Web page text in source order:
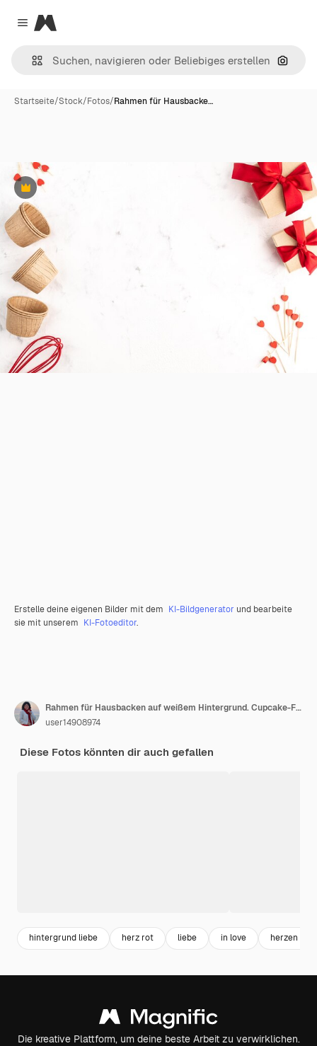
Close menu
Magnific
Nach
Startseite/Stock/Fotos/Rahmen für Hausbacke…
Premium
Erstelle deine eigenen Bilder mit dem KI-Bildgenerator und bearbeite
sie mit unserem KI-Fotoeditor.
Rahmen für Hausbacken auf weißem Hintergrund. Cupcake-Formen aus Papier. Schachteln mit einem roten Band zum Valentinstag. Platz kopieren. Ansicht von oben
user14908974
Diese Fotos könnten dir auch gefallen
hintergrund liebe herz rot liebe in love herzen
Die kreative Plattform, um deine beste Arbeit zu verwirklichen.